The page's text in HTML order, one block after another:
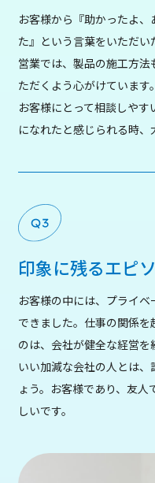
お客様から『助かったよ
た』という言葉をいただい
営業では、製品の施工方
ただくよう心がけています。
お客様にとって相談しや
になれたと感じられる時、
印象に残るエピ
お客様の中には、プライ
できました。仕事の関係
のは、会社が健全な経営を
いい加減な会社の人とは
ょう。お客様であり、友
しいです。